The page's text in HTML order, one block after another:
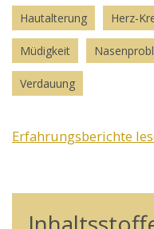
Hautalterung Herz-
Müdigkeit
Verdauung
Erfahrungsberichte